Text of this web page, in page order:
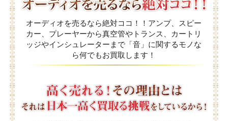
オーディオを売るなら絶対ココ！！アンプ、スピー
カー、プレーヤーから真空管やトランス、カートリ
ッジやインシュレーターまで「音」に関するモノな
ら何でもお買取します！